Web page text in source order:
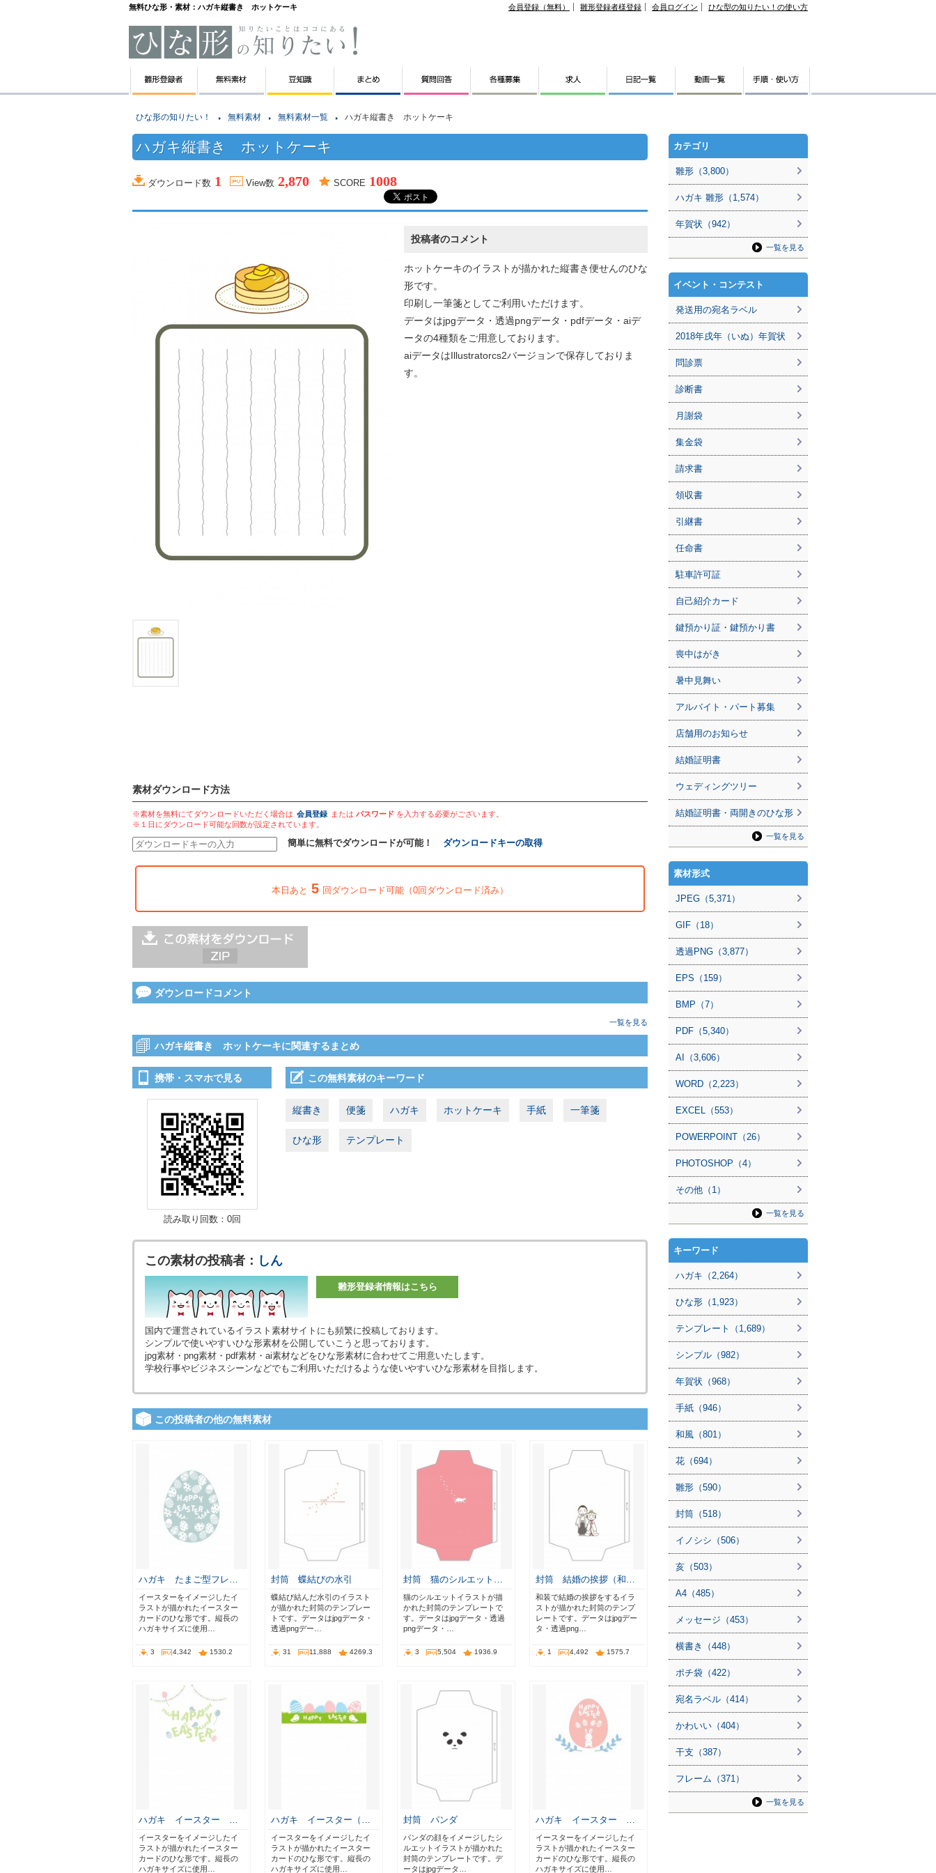
無料ひな形・素材：ハガキ縦書き ホットケーキ 会員登録（無料） 雛形登録者様登録 会員ログイン ひな型の知りたい！の使い方
ひな形の知りたい！ 無料素材 無料素材一覧 ハガキ縦書き ホットケーキ
ハガキ縦書き ホットケーキ
ダウンロード数 1 View数 2,870 SCORE 1008
投稿者のコメント
ホットケーキのイラストが描かれた縦書き便せんのひな
形です。
印刷し一筆箋としてご利用いただけます。
データはjpgデータ・透過pngデータ・pdfデータ・aiデ
ータの4種類をご用意しております。
aiデータはIllustratorcs2バージョンで保存しておりま
す。
素材ダウンロード方法
※素材を無料にてダウンロードいただく場合は 会員登録 または パスワード を入力する必要がございます。
※１日にダウンロード可能な回数が設定されています。
簡単に無料でダウンロードが可能！ ダウンロードキーの取得
本日あと 5 回ダウンロード可能（0回ダウンロード済み）
ダウンロードコメント
一覧を見る
ハガキ縦書き ホットケーキに関連するまとめ
携帯・スマホで見る
読み取り回数：0回
この無料素材のキーワード
縦書き 便箋 ハガキ ホットケーキ 手紙 一筆箋
ひな形 テンプレート
この素材の投稿者： しん
雛形登録者情報はこちら
国内で運営されているイラスト素材サイトにも頻繁に投稿しております。
シンプルで使いやすいひな形素材を公開していこうと思っております。
jpg素材・png素材・pdf素材・ai素材などをひな形素材に合わせてご用意いたします。
学校行事やビジネスシーンなどでもご利用いただけるような使いやすいひな形素材を目指します。
この投稿者の他の無料素材
ハガキ たまご型フレ…
イースターをイメージしたイ
ラストが描かれたイースター
カードのひな形です。縦長の
ハガキサイズに使用…
3 4,342 1530.2
封筒 蝶結びの水引
蝶結び結んだ水引のイラスト
が描かれた封筒のテンプレー
トです。データはjpgデータ・
透過pngデー…
31 11,888 4269.3
封筒 猫のシルエット…
猫のシルエットイラストが描
かれた封筒のテンプレートで
す。データはjpgデータ・透過
pngデータ・…
3 5,504 1936.9
封筒 結婚の挨拶（和…
和装で結婚の挨拶をするイラ
ストが描かれた封筒のテンプ
レートです。データはjpgデー
タ・透過png…
1 4,492 1575.7
ハガキ イースター …
イースターをイメージしたイ
ラストが描かれたイースター
カードのひな形です。縦長の
ハガキサイズに使用…
ハガキ イースター（…
イースターをイメージしたイ
ラストが描かれたイースター
カードのひな形です。縦長の
ハガキサイズに使用…
封筒 パンダ
パンダの顔をイメージしたシ
ルエットイラストが描かれた
封筒のテンプレートです。デ
ータはjpgデータ…
ハガキ イースター …
イースターをイメージしたイ
ラストが描かれたイースター
カードのひな形です。縦長の
ハガキサイズに使用…
カテゴリ
雛形（3,800）
ハガキ 雛形（1,574）
年賀状（942）
一覧を見る
イベント・コンテスト
発送用の宛名ラベル
2018年戌年（いぬ）年賀状
問診票
診断書
月謝袋
集金袋
請求書
領収書
引継書
任命書
駐車許可証
自己紹介カード
鍵預かり証・鍵預かり書
喪中はがき
暑中見舞い
アルバイト・パート募集
店舗用のお知らせ
結婚証明書
ウェディングツリー
結婚証明書・両開きのひな形
一覧を見る
素材形式
JPEG（5,371）
GIF（18）
透過PNG（3,877）
EPS（159）
BMP（7）
PDF（5,340）
AI（3,606）
WORD（2,223）
EXCEL（553）
POWERPOINT（26）
PHOTOSHOP（4）
その他（1）
一覧を見る
キーワード
ハガキ（2,264）
ひな形（1,923）
テンプレート（1,689）
シンプル（982）
年賀状（968）
手紙（946）
和風（801）
花（694）
雛形（590）
封筒（518）
イノシシ（506）
亥（503）
A4（485）
メッセージ（453）
横書き（448）
ポチ袋（422）
宛名ラベル（414）
かわいい（404）
干支（387）
フレーム（371）
一覧を見る